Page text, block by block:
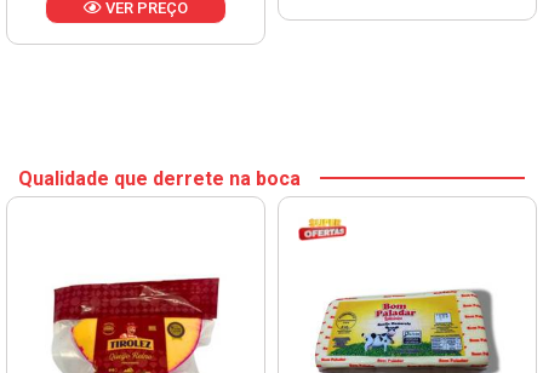
VER PREÇO
Qualidade que derrete na boca